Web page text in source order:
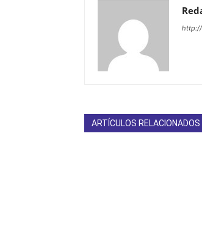
http://
ARTÍCULOS RELACIONADOS